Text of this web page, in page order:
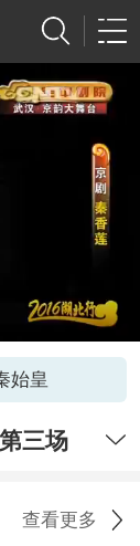
始皇
三场
查看更多